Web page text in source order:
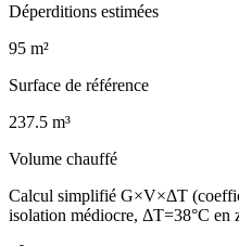
Déperditions estimées
95 m²
Surface de référence
237.5 m³
Volume chauffé
Calcul simplifié G×V×ΔT
isolation médiocre, ΔT=38°C en